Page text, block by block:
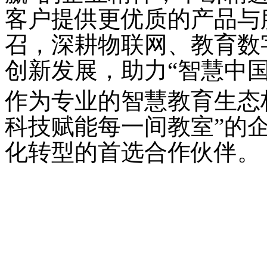
客户提供更优质的产品
召，深耕物联网、教育
创新发展，助力“智慧中
作为专业的智慧教育生
科技赋能每一间教室”的
化转型的首选合作伙伴。